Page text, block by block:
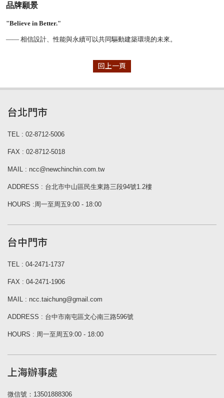
品牌願景
"Believe in Better."
—— 相信設計、性能與永續可以共同驅動建築環境的未來。
回上一頁
台北門市
TEL : 02-8712-5006
FAX : 02-8712-5018
MAIL : ncc@newchinchin.com.tw
ADDRESS : 台北市中山區民生東路三段94號1.2樓
HOURS :周一至周五9:00 - 18:00
台中門市
TEL : 04-2471-1737
FAX : 04-2471-1906
MAIL : ncc.taichung@gmail.com
ADDRESS : 台中市南屯區文心南三路596號
HOURS : 周一至周五9:00 - 18:00
上海辦事處
微信號：13501888306